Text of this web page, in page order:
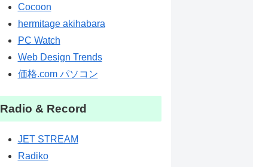
Cocoon
hermitage akihabara
PC Watch
Web Design Trends
価格.com パソコン
Radio & Record
JET STREAM
Radiko